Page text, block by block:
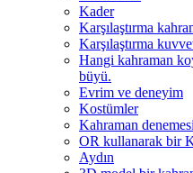
Kader
Karşılaştırma
Karşılaştırma
Hangi kahraman
büyü.
Evrim ve deneyim
Kostümler
Kahraman denemesi
OR kullanarak bir
Aydın